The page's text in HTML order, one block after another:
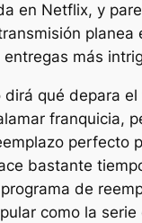
en Netflix, y
planea
más
dirá qué depara
franquicia,
perfecto
bastante
de
como la serie